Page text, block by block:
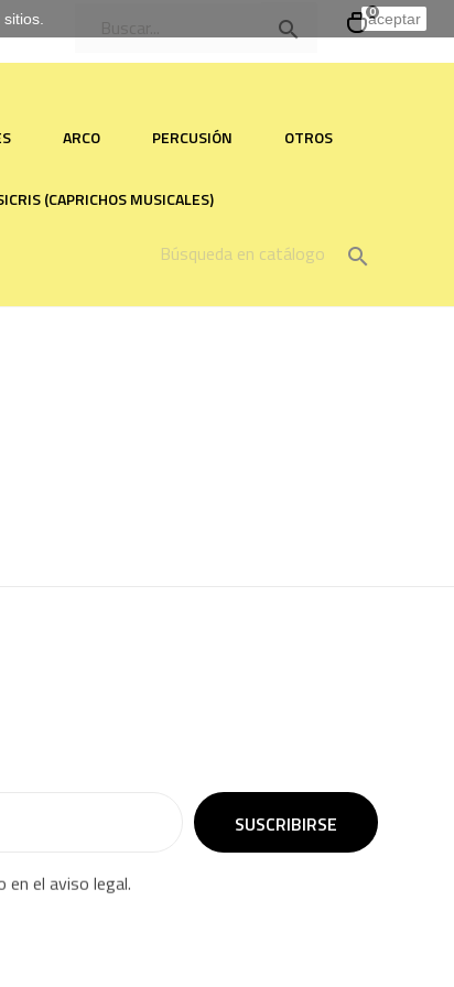

0
ARCO PERCUSIÓN OTROS
(CAPRICHOS MUSICALES)

el aviso legal.
aceptar